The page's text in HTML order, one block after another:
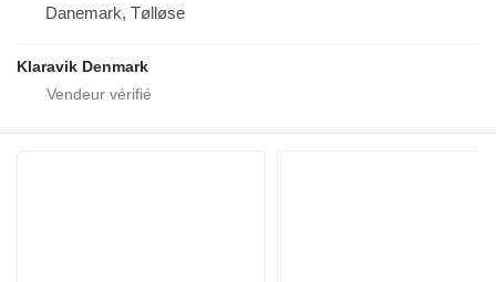
Danemark, Tølløse
Klaravik Denmark